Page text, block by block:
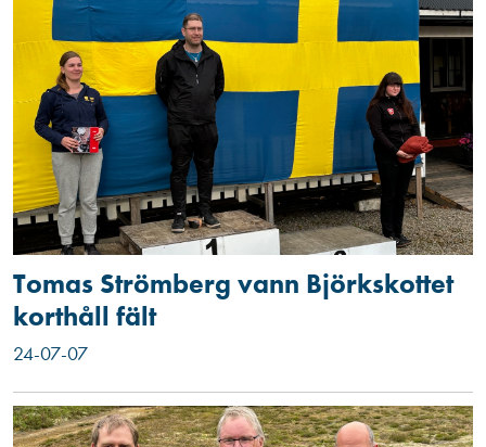
Tomas Strömberg vann Björkskottet
korthåll fält
24-07-07